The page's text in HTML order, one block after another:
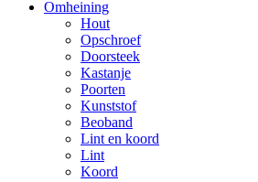
Omheining
Hout
Opschroef
Doorsteek
Kastanje
Poorten
Kunststof
Beoband
Lint en koord
Lint
Koord